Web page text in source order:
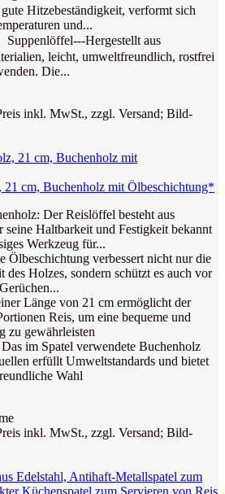
Hitzebeständigkeit, verformt sich
und...
Suppenlöffel---Hergestellt aus
leicht, umweltfreundlich, rostfrei
Die...
inkl. MwSt., zzgl. Versand; Bild-
cm, Buchenholz mit Ölbeschichtung*
Der Reislöffel besteht aus
seine Haltbarkeit und Festigkeit bekannt
Werkzeug für...
Ölbeschichtung verbessert nicht nur die
des Holzes, sondern schützt es auch vor
Länge von 21 cm ermöglicht der
Reis, um eine bequeme und
zu gewährleisten
im Spatel verwendete Buchenholz
erfüllt Umweltstandards und bietet
Wahl
inkl. MwSt., zzgl. Versand; Bild-